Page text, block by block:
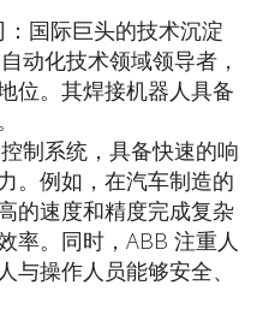
国际巨头的技术沉淀
动化技术领域领导者，
位。其焊接机器人具备
制系统，具备快速的响
。例如，在汽车制造的
的速度和精度完成复杂
率。同时，ABB 注重人
与操作人员能够安全、